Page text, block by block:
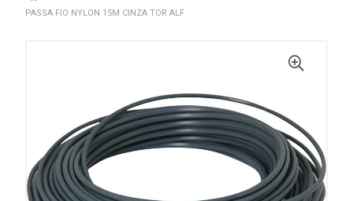
PASSA FIO NYLON 15M CINZA TOR ALF